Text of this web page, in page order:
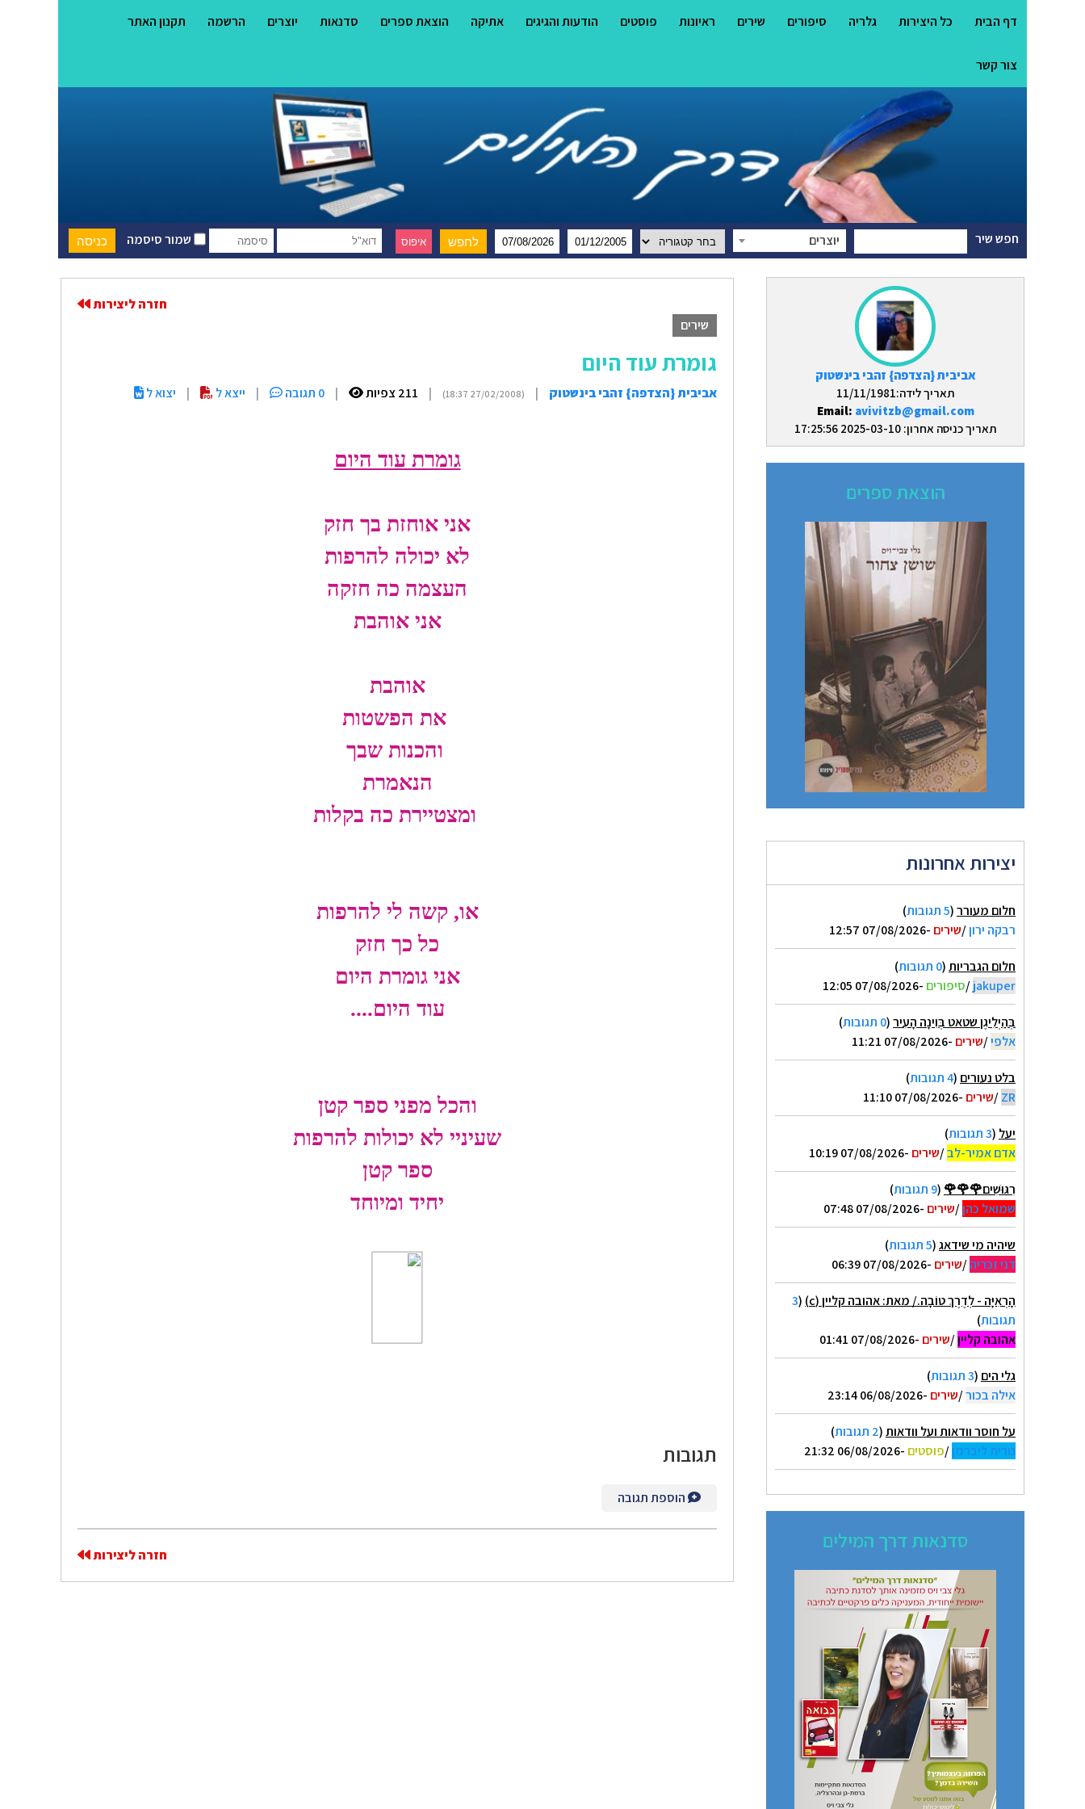
דף הבית כל היצירות גלריה סיפורים שירים ראיונות פוסטים הודעות והגיגים אתיקה הוצאת ספרים סדנאות יוצרים הרשמה תקנון האתר
צור קשר
שמור סיסמה חפש שיר יוצרים
אביבית {הצדפה} זהבי בינשטוק
תאריך לידה:11/11/1981
Email: avivitzb@gmail.com
תאריך כניסה אחרון: 2025-03-10 17:25:56
הוצאת ספרים
יצירות אחרונות
חלום מעורר(5 תגובות
)
רבקה ירון/שירים -07/08/2026 12:57
חלום הגבריות(0 תגובות
)
jakuper
/סיפורים -07/08/2026 12:05
בְּהַיְלִיגֶן שטאט בְּוִינָה הָעִיר(0 תגובות
)
אלפי/שירים -07/08/2026 11:21
בלט נעורים (4 תגובות
)
ZR
/שירים -07/08/2026 11:10
יעל (3 תגובות
)
אדם אמיר-לב/שירים -07/08/2026 10:19
רִגּוּשִׁים🌹🌹🌹 (9 תגובות
)
שמואל כהן/שירים -07/08/2026 07:48
שיהיה מי שידאג(5 תגובות
)
דני זכריה/שירים -07/08/2026 06:39
הָרְאִיָּה - לְדֶרֶךְ טוֹבָה./ מאת: אהובה קליין (c) (
3
תגובות)
אהובה קליין/שירים -07/08/2026 01:41
גלי הים (3 תגובות
)
אילה בכור/שירים -06/08/2026 23:14
על חוסר וודאות ועל וודאות(2 תגובות
)
נורית ליברמן/פוסטים -06/08/2026 21:32
סדנאות דרך המילים
חזרה ליצירות
שירים
גומרת עוד היום
אביבית {הצדפה} זהבי בינשטוק |
(27/02/2008 18:37)
| 211 צפיות | 0 תגובה | ייצא ל | יצוא ל
גומרת עוד היום
אני אוחזת בך חזק
לא יכולה להרפות
העצמה כה חזקה
אני אוהבת
אוהבת
את הפשטות
והכנות שבך
הנאמרת
ומצטיירת כה בקלות
או, קשה לי להרפות
כל כך חזק
אני גומרת היום
עוד היום....
והכל מפני ספר קטן
שעיניי לא יכולות להרפות
ספר קטן
יחיד ומיוחד
תגובות
הוספת תגובה
חזרה ליצירות